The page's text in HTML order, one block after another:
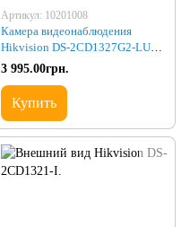
Артикул: 10201008
Камера видеонаблюдения
Hikvision DS-2CD1327G2-LUF
(2.8)
3 995.00грн.
Купить